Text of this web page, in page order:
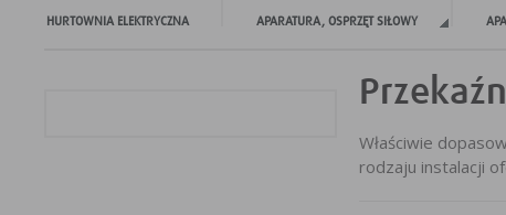
HURTOWNIA ELEKTRYCZNA APARATURA, OSPRZĘT SIŁOWY
Właściwie
rodzaju instalacji